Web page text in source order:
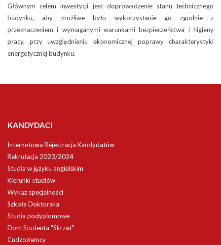
Głównym celem inwestycji jest doprowadzenie stanu technicznego
budynku, aby możliwe było wykorzystanie go zgodnie z
przeznaczeniem i wymaganymi warunkami bezpieczeństwa i higieny
pracy, przy uwzględnieniu ekonomicznej poprawy charakterystyki
energetycznej budynku.
KANDYDACI
Internetowa Rejestracja Kandydatów
Rekrutacja 2023/2024
Studia w języku angielskim
Kierunki studiów
Wykaz specjalności
Szkoła Doktorska
Studia podyplomowe
Dom Studenta "Skrzat"
Cudzoziemcy